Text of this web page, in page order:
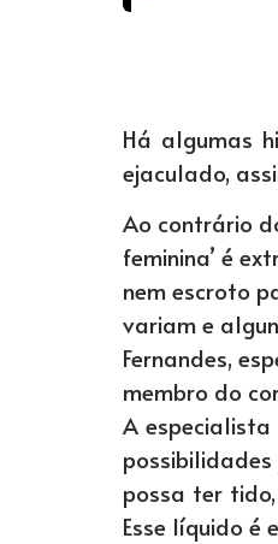
Há algumas
ejaculado,
Ao contrário
feminina’ é
nem escroto
variam e
Fernandes,
membro do
A especialista
possa ter
Esse líquido é